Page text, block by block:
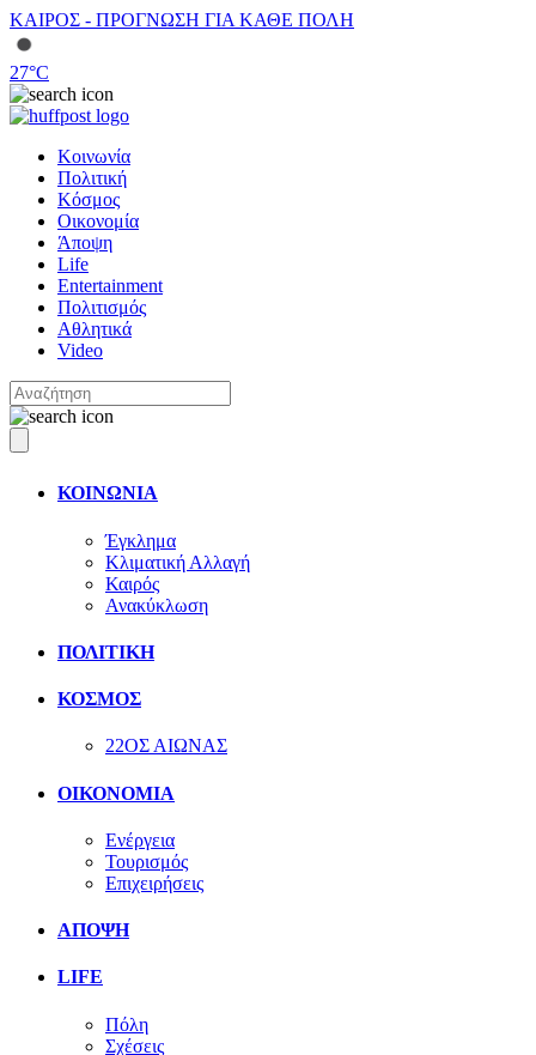
ΚΑΙΡΟΣ - ΠΡΟΓΝΩΣΗ ΓΙΑ ΚΑΘΕ ΠΟΛΗ
27°C
Κοινωνία
Πολιτική
Κόσμος
Οικονομία
Άποψη
Life
Entertainment
Πολιτισμός
Αθλητικά
Video
ΚΟΙΝΩΝΙΑ
Έγκλημα
Κλιματική Αλλαγή
Καιρός
Ανακύκλωση
ΠΟΛΙΤΙΚΗ
ΚΟΣΜΟΣ
22ΟΣ ΑΙΩΝΑΣ
ΟΙΚΟΝΟΜΙΑ
Ενέργεια
Τουρισμός
Επιχειρήσεις
ΑΠΟΨΗ
LIFE
Πόλη
Σχέσεις